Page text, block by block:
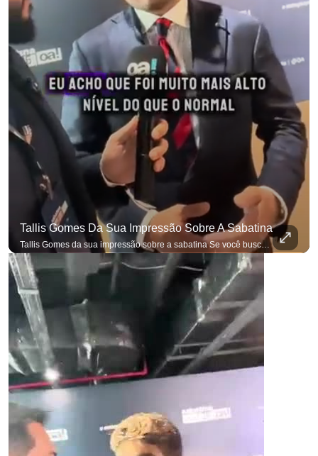
Tallis Gomes Da Sua Impressão Sobre A Sabatina
Tallis Gomes da sua impressão sobre a sabatina Se você busca informação com credibilidade, inscreva-se agora e ative o